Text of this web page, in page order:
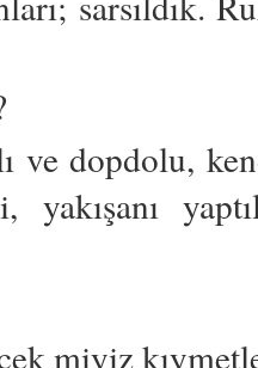
ve dopdolu,
miyiz